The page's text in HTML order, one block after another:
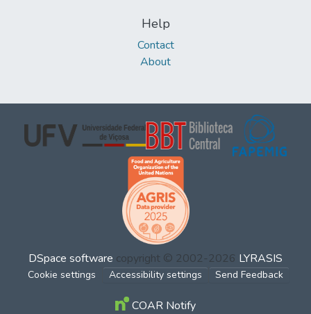
Help
Contact
About
DSpace software copyright © 2002-2026 LYRASIS
Cookie settings Accessibility settings Send Feedback
COAR Notify